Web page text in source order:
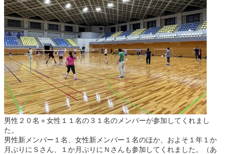
男性２０名＋女性１１名の３１名のメンバーが参加してくれまし
た。
男性新メンバー１名、女性新メンバー１名のほか、およそ１年１か
月ぶりにＳさん、１か月ぶりにＮさんも参加してくれました。（あ